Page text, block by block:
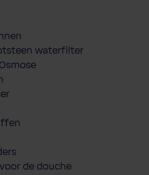
waterfilter
de douche